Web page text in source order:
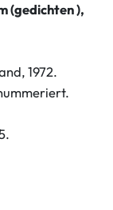
(gedichten ),
1972.